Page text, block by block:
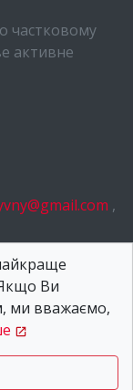
частковому
активне
,
Ви
ми вважаємо,